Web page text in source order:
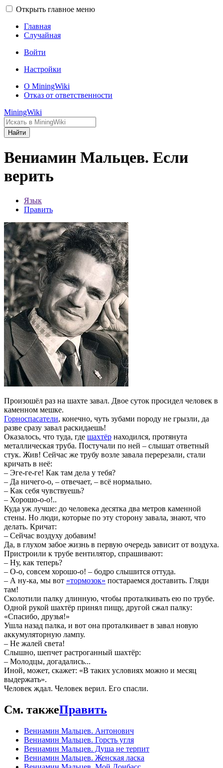
Открыть главное меню
Главная
Случайная
Войти
Настройки
О MiningWiki
Отказ от ответственности
MiningWiki
Найти
Вениамин Мальцев. Если
верить
Язык
Править
Произошёл раз на шахте завал. Двое суток просидел человек в
каменном мешке.
Горноспасатели, конечно, чуть зубами породу не грызли, да
разве сразу завал раскидаешь!
Оказалось, что туда, где шахтёр находился, протянута
металлическая труба. Постучали по ней – слышат ответный
стук. Жив! Сейчас же трубу возле завала перерезали, стали
кричать в неё:
– Эге-ге-ге! Как там дела у тебя?
– Да ничего-о, – отвечает, – всё нормально.
– Как себя чувствуешь?
– Хорошо-о-о!..
Куда уж лучше: до человека десятка два метров каменной
стены. Но люди, которые по эту сторону завала, знают, что
делать. Кричат:
– Сейчас воздуху добавим!
Да, в глухом забое жизнь в первую очередь зависит от воздуха.
Пристроили к трубе вентилятор, спрашивают:
– Ну, как теперь?
– О-о, совсем хорошо-о! – бодро слышится оттуда.
– А ну-ка, мы вот «тормозок» постараемся доставить. Гляди
там!
Сколотили палку длинную, чтобы проталкивать ею по трубе.
Одной рукой шахтёр принял пищу, другой сжал палку:
«Спасибо, друзья!»
Ушла назад палка, и вот она проталкивает в завал новую
аккумуляторную лампу.
– Не жалей света!
Слышно, шепчет растроганный шахтёр:
– Молодцы, догадались...
Иной, может, скажет: «В таких условиях можно и месяц
выдержать».
Человек ждал. Человек верил. Его спасли.
См. такжеПравить
Вениамин Мальцев. Антонович
Вениамин Мальцев. Горсть угля
Вениамин Мальцев. Душа не терпит
Вениамин Мальцев. Женская ласка